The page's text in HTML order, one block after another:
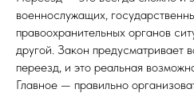
военнослужащих,
правоохранительных органов
другой. Закон предусматривает
переезд, и это реальная
Главное — правильно